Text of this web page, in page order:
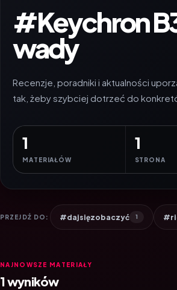
#Keychron
wady
Recenzje, poradniki i aktualności
tak, żeby szybciej dotrzeć do
1
MATERIAŁÓW
1
STRONA
PRZEJDŹ DO: #dajsięzobaczyć 1
NAJNOWSZE MATERIAŁY
1 wyników